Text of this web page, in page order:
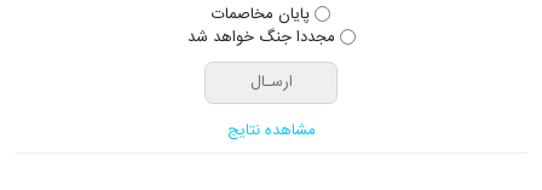
پایان مخاصمات
مجددا جنگ خواهد شد
مشاهده نتایج